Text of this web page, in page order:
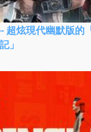
超炫現代幽默版的
」